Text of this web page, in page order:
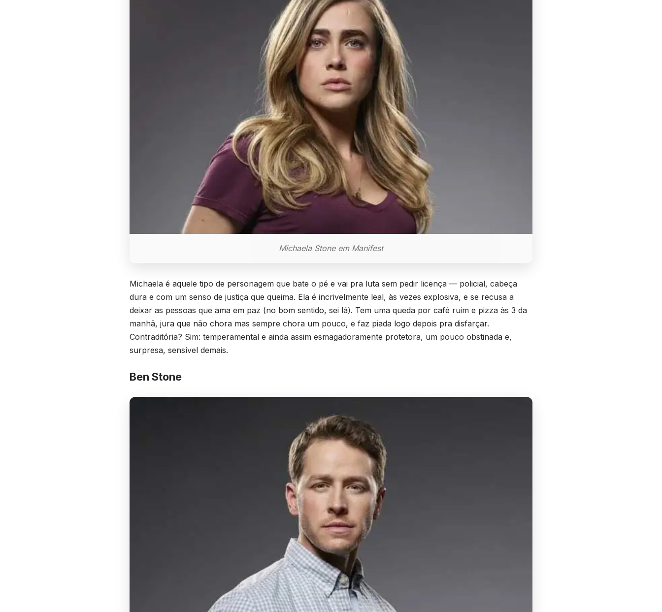
Michaela Stone em Manifest
Michaela é aquele tipo de personagem que bate o pé e vai pra luta sem pedir licença — policial, cabeça
dura e com um senso de justiça que queima. Ela é incrivelmente leal, às vezes explosiva, e se recusa a
deixar as pessoas que ama em paz (no bom sentido, sei lá). Tem uma queda por café ruim e pizza às 3 da
manhã, jura que não chora mas sempre chora um pouco, e faz piada logo depois pra disfarçar.
Contraditória? Sim: temperamental e ainda assim esmagadoramente protetora, um pouco obstinada e,
surpresa, sensível demais.
Ben Stone